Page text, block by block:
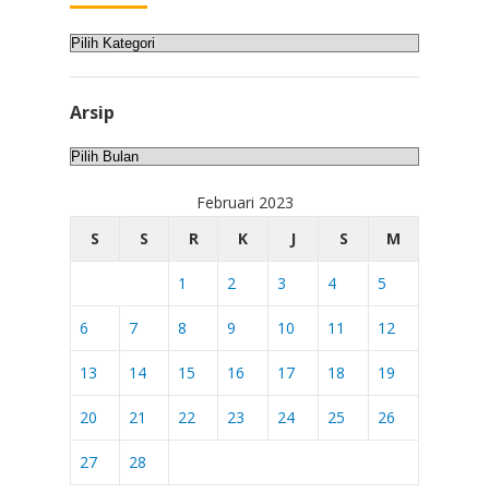
Kategori
Arsip
Arsip
Februari 2023
S
S R K J S M
1 2 3 4 5
6 7 8 9 10 11 12
13 14 15 16 17 18 19
20 21 22 23 24 25 26
27
28